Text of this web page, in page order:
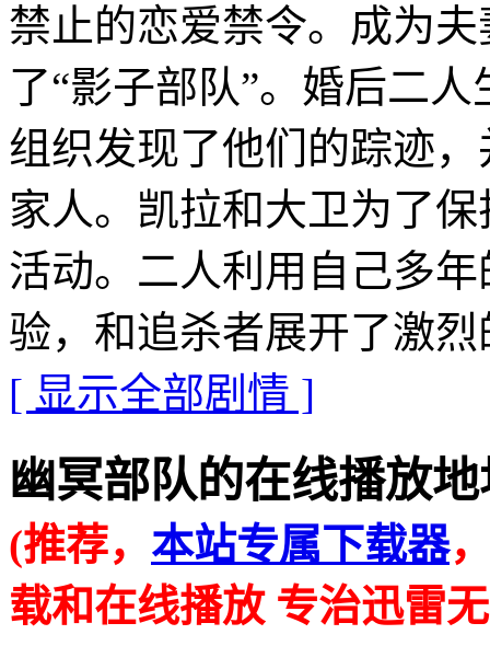
禁止的恋爱禁令。成为
了“影子部队”。婚后二
组织发现了他们的踪迹
家人。凯拉和大卫为了
活动。二人利用自己多
验，和追杀者展开了激
[ 显示全部剧情 ]
幽冥部队的在线播放地
(推荐， 本站专属下载器
载和在线播放 专治迅雷